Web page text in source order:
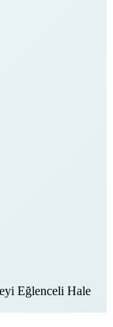
Eğlenceli Hale